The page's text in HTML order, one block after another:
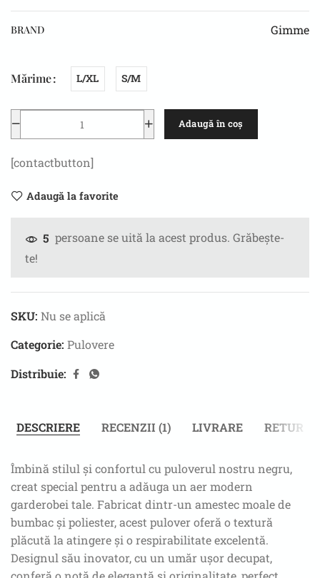
BRAND Gimme
Mărime L/XL S/M
Adaugă în coș
[contactbutton]
Adaugă la favorite
5 persoane se uită la acest produs. Grăbește-
te!
SKU: Nu se aplică
Categorie: Pulovere
Distribuie:
DESCRIERE RECENZII (1) LIVRARE RETUR
Îmbină stilul și confortul cu puloverul nostru negru,
creat special pentru a adăuga un aer modern
garderobei tale. Fabricat dintr-un amestec moale de
bumbac și poliester, acest pulover oferă o textură
plăcută la atingere și o respirabilitate excelentă.
Designul său inovator, cu un umăr ușor decupat,